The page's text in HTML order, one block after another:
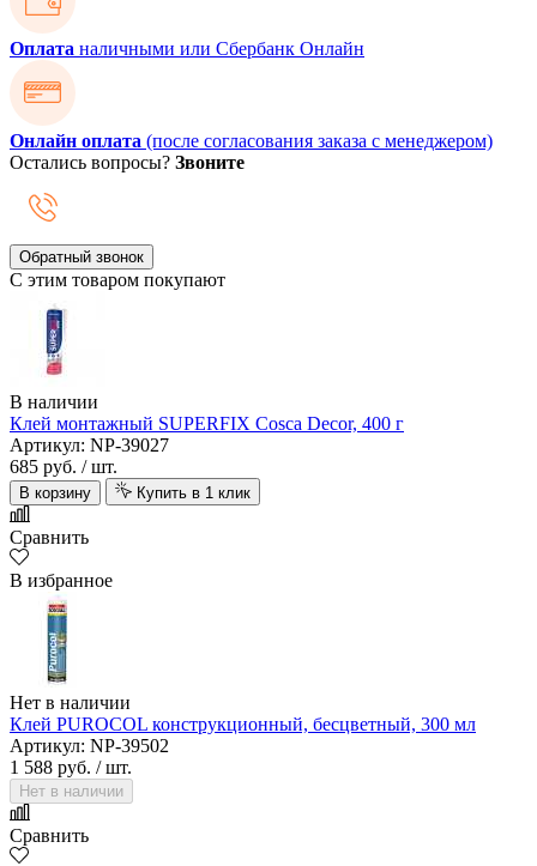
Оплата наличными или Сбербанк Онлайн
Онлайн оплата (после согласования заказа с менеджером)
Остались вопросы? Звоните
Обратный звонок
С этим товаром покупают
В наличии
Клей монтажный SUPERFIX Cosca Decor, 400 г
Артикул: NP-39027
685 руб. / шт.
В корзину Купить в 1 клик
Сравнить
В избранное
Нет в наличии
Клей PUROCOL конструкционный, бесцветный, 300 мл
Артикул: NP-39502
1 588 руб. / шт.
Нет в наличии
Сравнить